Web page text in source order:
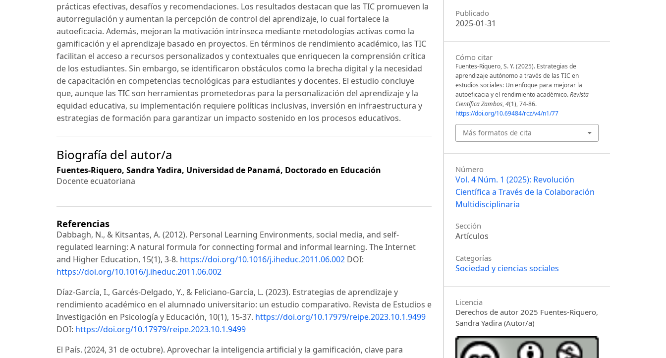
prácticas efectivas, desafíos y recomendaciones. Los resultados destacan que las TIC promueven la
autorregulación y aumentan la percepción de control del aprendizaje, lo cual fortalece la
autoeficacia. Además, mejoran la motivación intrínseca mediante metodologías activas como la
gamificación y el aprendizaje basado en proyectos. En términos de rendimiento académico, las TIC
facilitan el acceso a recursos personalizados y contextuales que enriquecen la comprensión crítica
de los estudiantes. Sin embargo, se identificaron obstáculos como la brecha digital y la necesidad
de capacitación en competencias tecnológicas para estudiantes y docentes. El estudio concluye
que, aunque las TIC son herramientas prometedoras para la personalización del aprendizaje y la
equidad educativa, su implementación requiere políticas inclusivas, inversión en infraestructura y
estrategias de formación para garantizar un impacto sostenido en los procesos educativos.
Biografía del autor/a
Fuentes-Riquero, Sandra Yadira, Universidad de Panamá, Doctorado en Educación
Docente ecuatoriana
Referencias
Dabbagh, N., & Kitsantas, A. (2012). Personal Learning Environments, social media, and self-
regulated learning: A natural formula for connecting formal and informal learning. The Internet
and Higher Education, 15(1), 3-8. https://doi.org/10.1016/j.iheduc.2011.06.002 DOI:
https://doi.org/10.1016/j.iheduc.2011.06.002
Díaz-García, I., Garcés-Delgado, Y., & Feliciano-García, L. (2023). Estrategias de aprendizaje y
rendimiento académico en el alumnado universitario: un estudio comparativo. Revista de Estudios e
Investigación en Psicología y Educación, 10(1), 15-37. https://doi.org/10.17979/reipe.2023.10.1.9499
DOI: https://doi.org/10.17979/reipe.2023.10.1.9499
El País. (2024, 31 de octubre). Aprovechar la inteligencia artificial y la gamificación, clave para
Publicado
2025-01-31
Cómo citar
Fuentes-Riquero, S. Y. (2025). Estrategias de
aprendizaje autónomo a través de las TIC en
estudios sociales: Un enfoque para mejorar la
autoeficacia y el rendimiento académico.Revista
Científica Zambos,4(1), 74-86.
https://doi.org/10.69484/rcz/v4/n1/77
Más formatos de cita
Número
Vol. 4 Núm. 1 (2025): Revolución
Científica a Través de la Colaboración
Multidisciplinaria
Sección
Artículos
Categorías
Sociedad y ciencias sociales
Licencia
Derechos de autor 2025 Fuentes-Riquero,
Sandra Yadira (Autor/a)